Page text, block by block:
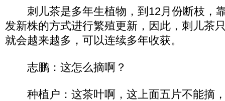
刺儿茶是多年生植物，到12月份断枝，
发新株的方式进行繁殖更新，因此，刺儿茶
就会越来越多，可以连续多年收获。
志鹏：这怎么摘啊？
种植户：这茶叶啊，这上面五片不能摘